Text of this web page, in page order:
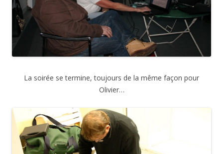
La soirée se termine, toujours de la même façon pour
Olivier…